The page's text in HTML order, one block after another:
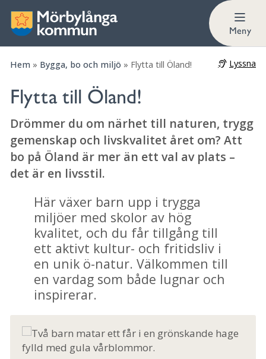
Meny
Hem » Bygga, bo och miljö » Flytta till Öland! Lyssna
Flytta till Öland!
Drömmer du om närhet till naturen, trygg
gemenskap och livskvalitet året om? Att
bo på Öland är mer än ett val av plats –
det är en livsstil.
Här växer barn upp i trygga
miljöer med skolor av hög
kvalitet, och du får tillgång till
ett aktivt kultur- och fritidsliv i
en unik ö-natur. Välkommen till
en vardag som både lugnar och
inspirerar.
Vilka förskolor finns det?